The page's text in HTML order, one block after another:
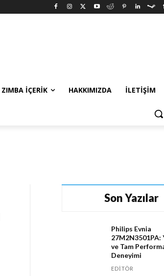
ZIMBA İÇERIK HAKKIMIZDA İLETIŞIM
Son Yazılar
Philips Evnia
27M2N3501PA:
ve Tam
Deneyimi
EDITÖR